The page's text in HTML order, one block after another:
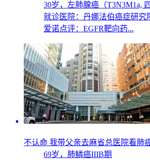
30岁， 左肺腺癌（T3N3M1a, 四
就诊医院：丹娜法伯癌症研究
爱诺点评：EGFR靶向药...
不认命 我带父亲去麻省总医院看肺
69岁， 肺鳞癌IIIB期